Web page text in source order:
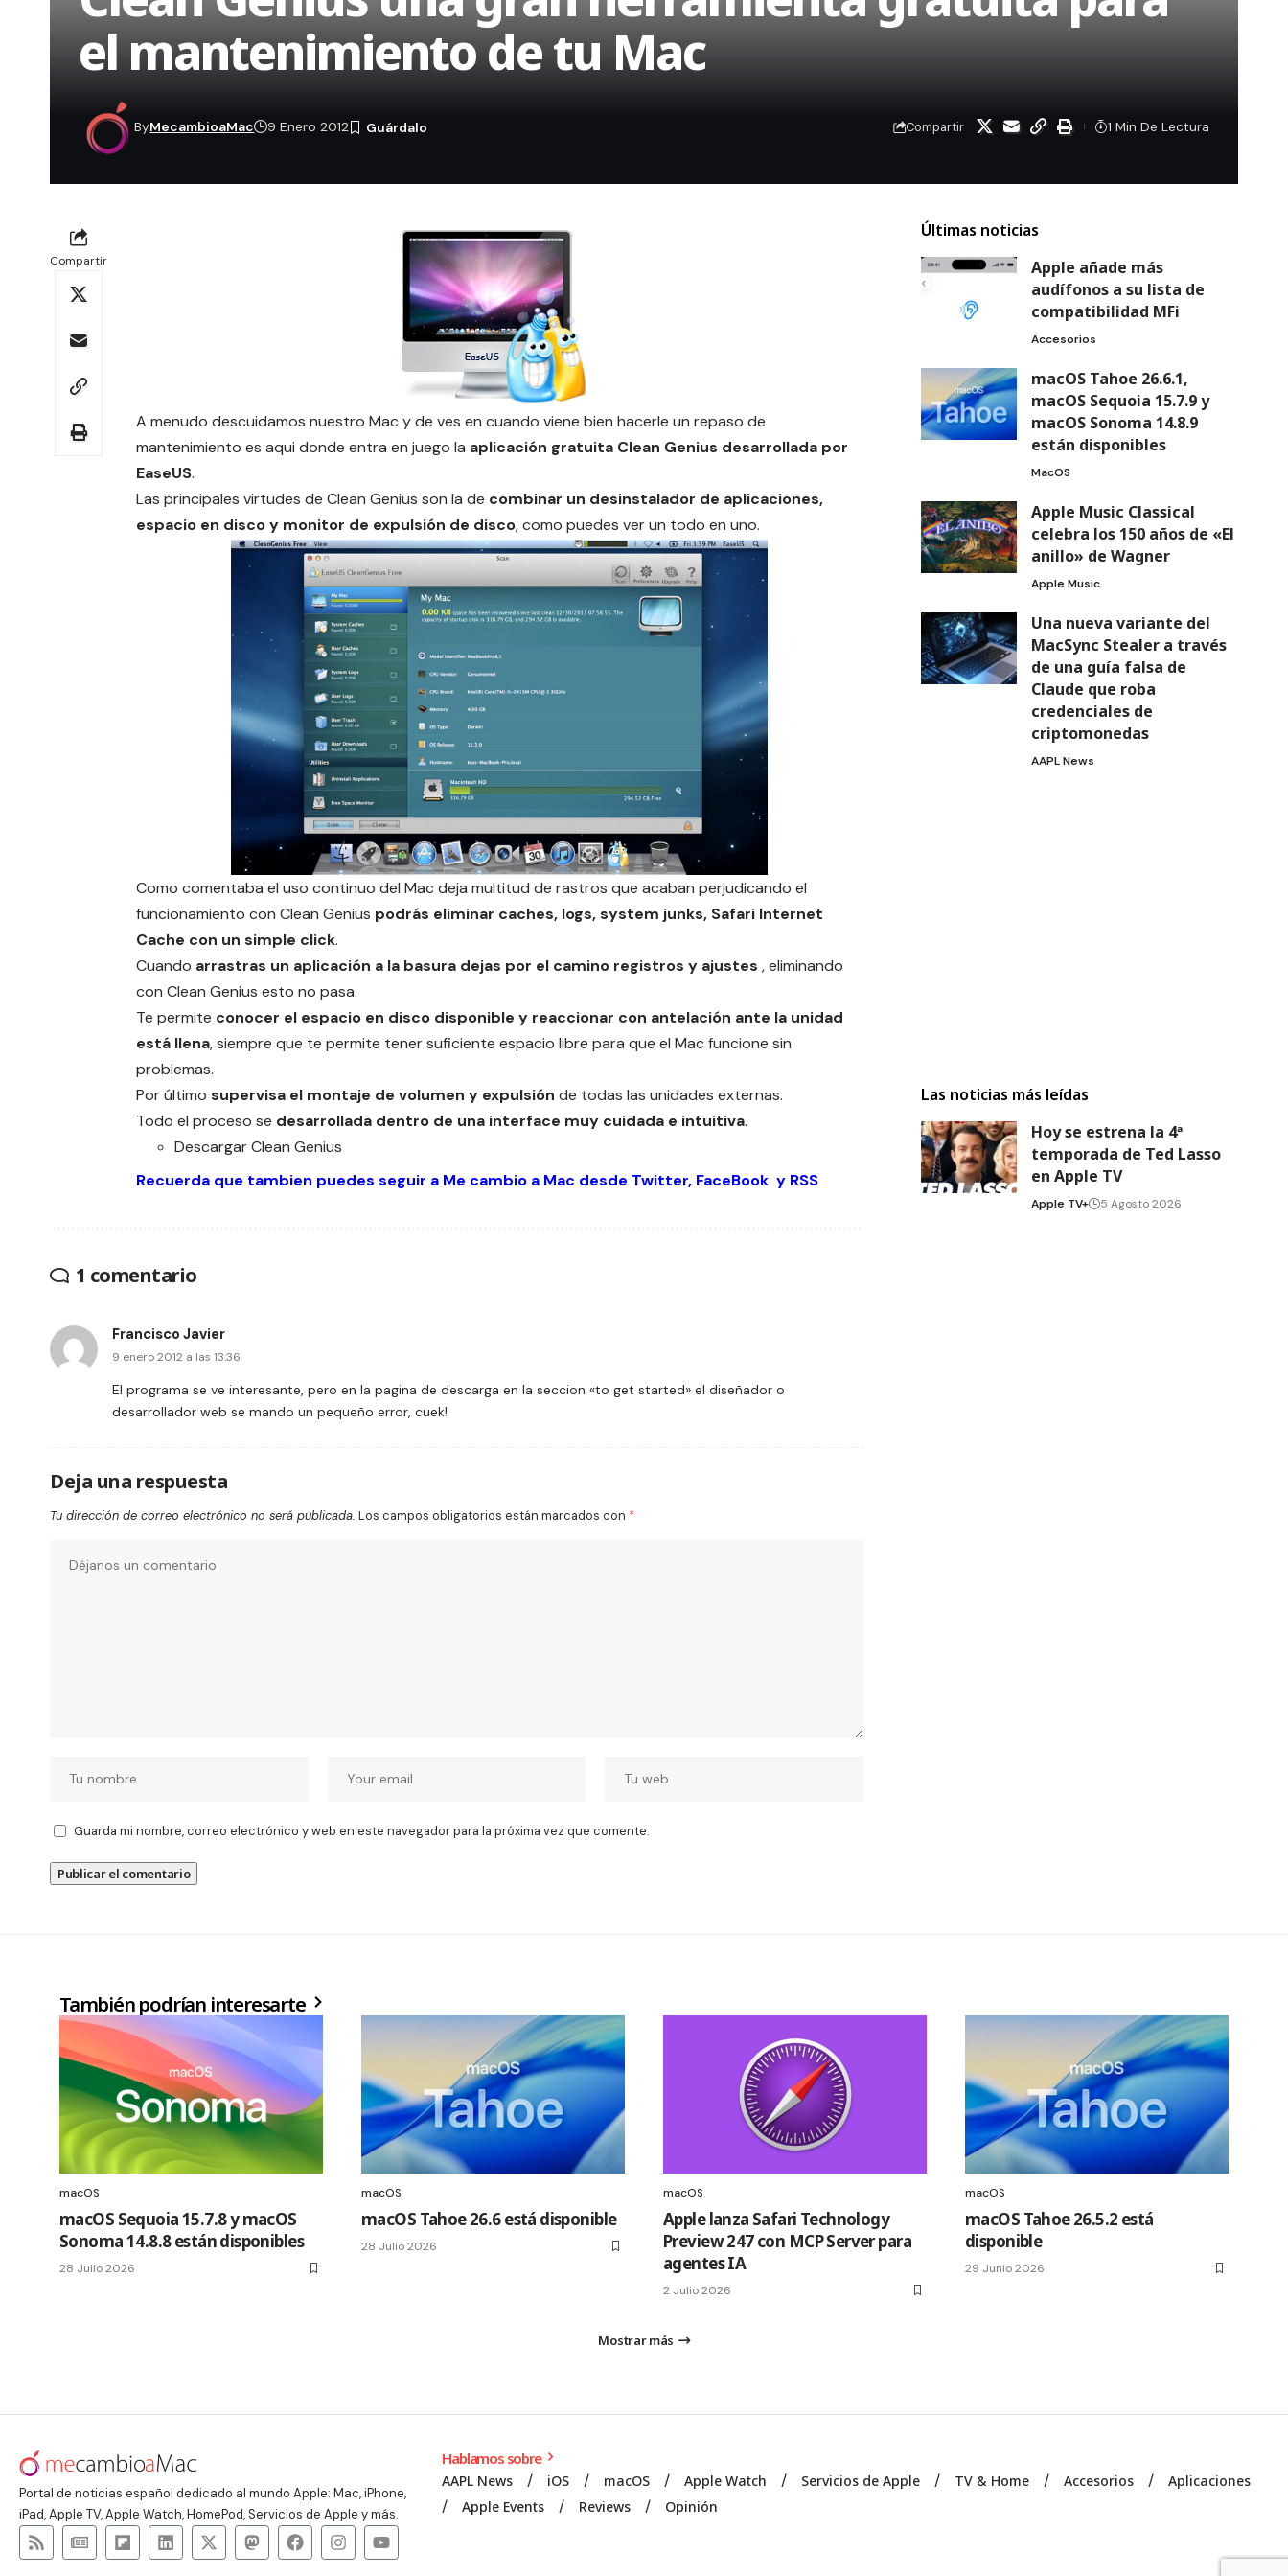
el mantenimiento de tu Mac
ByMecambioaMac 9 Enero 2012 Compartir 1 Min De Lectura
Compartir
A menudo descuidamos nuestro Mac y de ves en cuando viene bien hacerle un repaso de
mantenimiento es aqui donde entra en juego la aplicación gratuita Clean Genius desarrollada por
EaseUS.
Las principales virtudes de Clean Genius son la de combinar un desinstalador de aplicaciones,
espacio en disco y monitor de expulsión de disco, como puedes ver un todo en uno.
Como comentaba el uso continuo del Mac deja multitud de rastros que acaban perjudicando el
funcionamiento con Clean Genius podrás eliminar caches, logs, system junks, Safari Internet
Cache con un simple click.
Cuando arrastras un aplicación a la basura dejas por el camino registros y ajustes , eliminando
con Clean Genius esto no pasa.
Te permite conocer el espacio en disco disponible y reaccionar con antelación ante la unidad
está llena, siempre que te permite tener suficiente espacio libre para que el Mac funcione sin
problemas.
Por último supervisa el montaje de volumen y expulsión de todas las unidades externas.
Todo el proceso se desarrollada dentro de una interface muy cuidada e intuitiva.
DescargarClean Genius
Recuerda que tambien puedes seguir a Me cambio a Mac desde Twitter, FaceBook y RSS
1 comentario
Francisco Javier
9 enero 2012 a las 13:36
El programa se ve interesante, pero en la pagina de descarga en la seccion «to get started» el diseñador o
desarrollador web se mando un pequeño error, cuek!
Deja una respuesta
Tu dirección de correo electrónico no será publicada. Los campos obligatorios están marcados con *
Guarda mi nombre, correo electrónico y web en este navegador para la próxima vez que comente.
Últimas noticias
Apple añade más
audífonos a su lista de
compatibilidad MFi
Accesorios
macOS Tahoe 26.6.1,
macOS Sequoia 15.7.9 y
macOS Sonoma 14.8.9
están disponibles
MacOS
Apple Music Classical
celebra los 150 años de «El
anillo» de Wagner
Apple Music
Una nueva variante del
MacSync Stealer a través
de una guía falsa de
Claude que roba
credenciales de
criptomonedas
AAPL News
Las noticias más leídas
Hoy se estrena la 4ª
temporada de Ted Lasso
en Apple TV
Apple TV+ 5 Agosto 2026
También podrían interesarte
macOS
macOS Sequoia 15.7.8 y macOS
Sonoma 14.8.8 están disponibles
28 Julio 2026
macOS
macOS Tahoe 26.6 está disponible
28 Julio 2026
macOS
Apple lanza Safari Technology
Preview 247 con MCP Server para
agentes IA
2 Julio 2026
macOS
macOS Tahoe 26.5.2 está
disponible
29 Junio 2026
Mostrar más
Portal de noticias español dedicado al mundo Apple: Mac, iPhone,
iPad, Apple TV, Apple Watch, HomePod, Servicios de Apple y más.
Hablamos sobre
AAPL News iOS macOS Apple Watch Servicios de Apple TV & Home Accesorios
Aplicaciones
Apple Events
Reviews Opinión